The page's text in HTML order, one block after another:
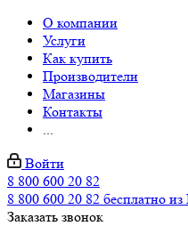
О компании
Услуги
Как купить
Производители
Магазины
Контакты
...
Войти
8 800 600 20 82
8 800 600 20 82 бесплатно
Заказать звонок